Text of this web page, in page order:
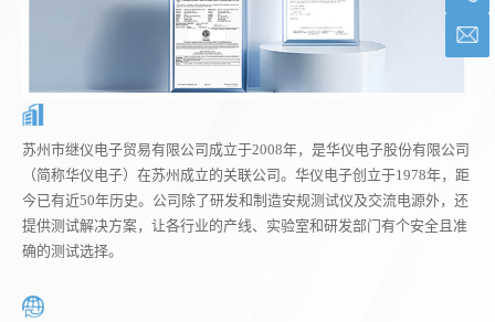
苏州市继仪电子贸易有限公司成立于2008年，是华仪电子股份有限公司
（简称华仪电子）在苏州成立的关联公司。华仪电子创立于1978年，距
今已有近50年历史。公司除了研发和制造安规测试仪及交流电源外，还
提供测试解决方案，让各行业的产线、实验室和研发部门有个安全且准
确的测试选择。